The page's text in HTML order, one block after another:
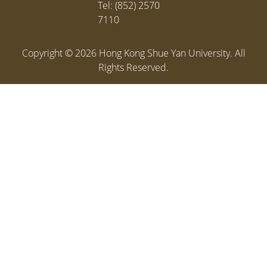
Tel: (852) 2570
7110
Copyright © 2026Hong Kong Shue Yan University. All
Rights Reserved.